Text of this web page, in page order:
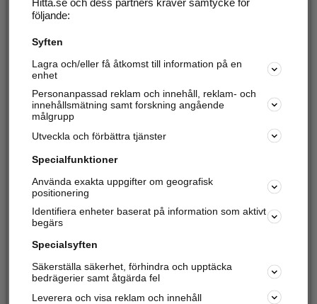
2025-12
TILLGÅNGAR
Anläggningstillgångar 514
Omsättningstillgångar 704
SKULDER, EGET KAPITAL OCH AVSÄTTNINGAR
Obeskattade reserver
Avsättningar
följande:
Syften
Lagra och/eller få åtkomst till information på en
enhet
Personanpassad reklam och innehåll, reklam- och
innehållsmätning samt forskning angående
målgrupp
Utveckla och förbättra tjänster
Specialfunktioner
Använda exakta uppgifter om geografisk
positionering
Identifiera enheter baserat på information som aktivt
begärs
Specialsyften
Säkerställa säkerhet, förhindra och upptäcka
bedrägerier samt åtgärda fel
Leverera och visa reklam och innehåll